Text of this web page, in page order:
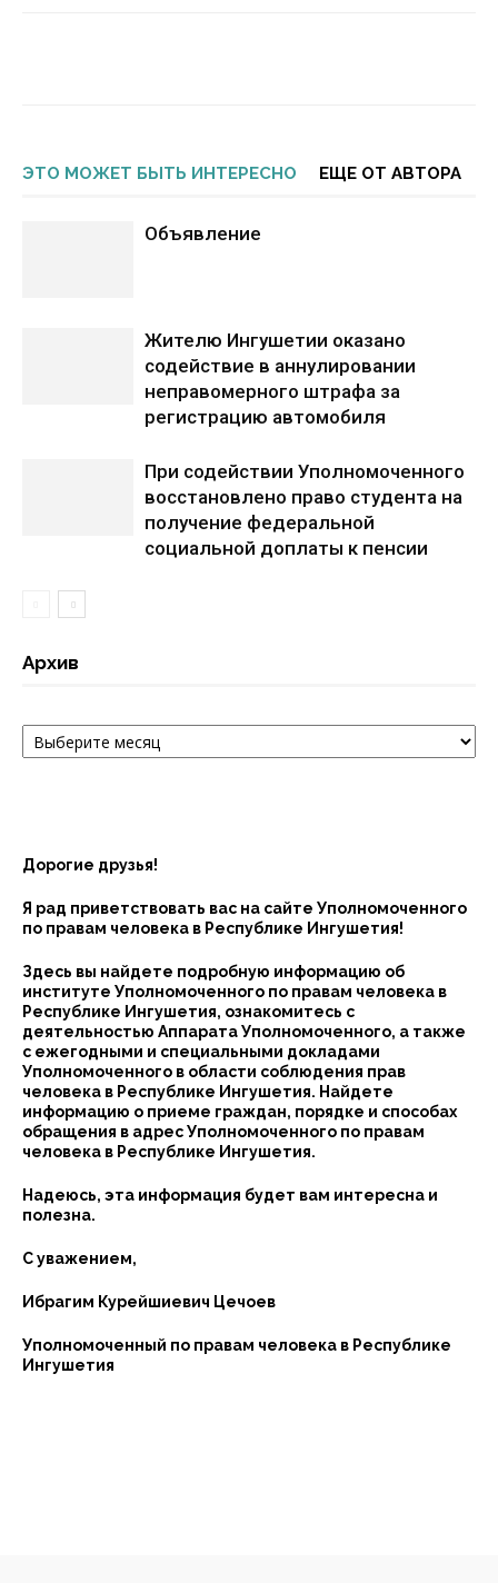
ЭТО МОЖЕТ БЫТЬ ИНТЕРЕСНО ЕЩЕ ОТ АВТОРА
Объявление
Жителю Ингушетии оказано
содействие в аннулировании
неправомерного штрафа за
регистрацию автомобиля
При содействии Уполномоченного
восстановлено право студента на
получение федеральной
социальной доплаты к пенсии
Архив
Архив
Дорогие друзья!
Я рад приветствовать вас на сайте Уполномоченного
по правам человека в Республике Ингушетия!
Здесь вы найдете подробную информацию об
институте Уполномоченного по правам человека в
Республике Ингушетия, ознакомитесь с
деятельностью Аппарата Уполномоченного, а также
с ежегодными и специальными докладами
Уполномоченного в области соблюдения прав
человека в Республике Ингушетия. Найдете
информацию о приеме граждан, порядке и способах
обращения в адрес Уполномоченного по правам
человека в Республике Ингушетия.
Надеюсь, эта информация будет вам интересна и
полезна.
С уважением,
Ибрагим Курейшиевич Цечоев
Уполномоченный по правам человека в Республике
Ингушетия